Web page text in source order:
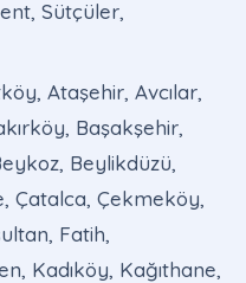
Sütçüler,
Ataşehir, Avcılar,
Başakşehir,
Beylikdüzü,
Çatalca, Çekmeköy,
Fatih,
Kadıköy, Kağıthane,